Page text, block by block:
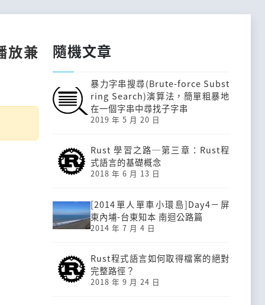
放兼
隨機文章
暴力字串搜尋(Brute-force Subst
ring Search)演算法，簡單粗暴地
在一個字串中尋找子字串
2019 年 5 月 20 日
Rust 學習之路─第三章：Rust程
式語言的基礎概念
2018 年 6 月 13 日
[2014單人單車小環島]Day4－屏
東內埔-台東知本 南迴公路篇
2014 年 7 月 4 日
Rust程式語言如何取得檔案的絕對
完整路徑？
2018 年 9 月 24 日